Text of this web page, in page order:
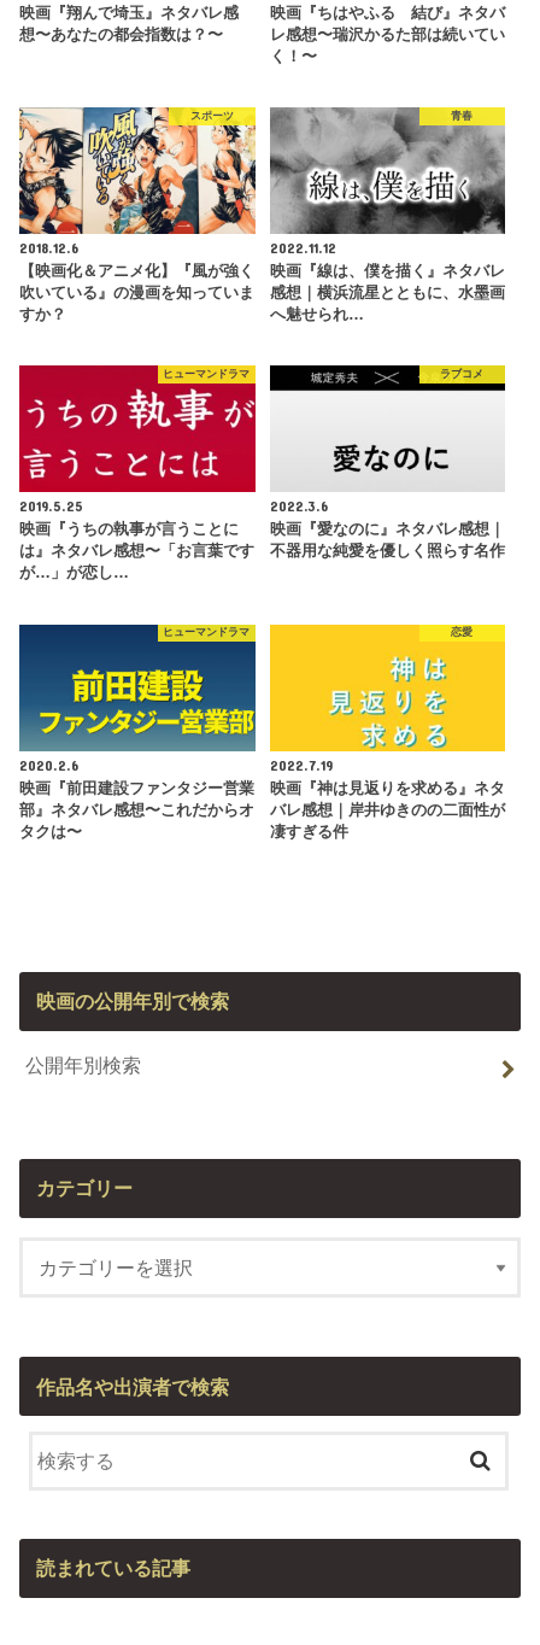
映画『翔んで埼玉』ネタバレ感
想〜あなたの都会指数は？〜
映画『ちはやふる 結び』ネタバ
レ感想〜瑞沢かるた部は続いてい
く！〜
スポーツ
2018.12.6
【映画化＆アニメ化】『風が強く
吹いている』の漫画を知っていま
すか？
青春
2022.11.12
映画『線は、僕を描く』ネタバレ
感想｜横浜流星とともに、水墨画
へ魅せられ…
ヒューマンドラマ
2019.5.25
映画『うちの執事が言うことに
は』ネタバレ感想〜「お言葉です
が…」が恋し…
ラブコメ
2022.3.6
映画『愛なのに』ネタバレ感想｜
不器用な純愛を優しく照らす名作
ヒューマンドラマ
2020.2.6
映画『前田建設ファンタジー営業
部』ネタバレ感想〜これだからオ
タクは〜
恋愛
2022.7.19
映画『神は見返りを求める』ネタ
バレ感想｜岸井ゆきのの二面性が
凄すぎる件
映画の公開年別で検索
公開年別検索
カテゴリー
作品名や出演者で検索
読まれている記事